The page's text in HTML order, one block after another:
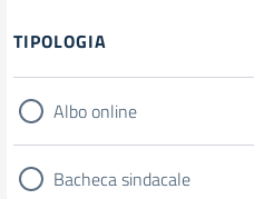
TIPOLOGIA
Albo online
Bacheca sindacale